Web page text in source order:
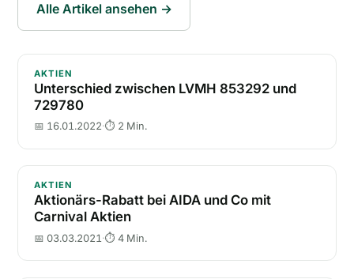
Alle Artikel ansehen →
Unterschied zwischen LVMH 853292 und 729780
AKTIEN
Unterschied zwischen LVMH 853292 und
729780
📅 16.01.2022·⏱ 2 Min.
Aktionärs-Rabatt bei AIDA und Co mit Carnival
AKTIEN
Aktionärs-Rabatt bei AIDA und Co mit
Carnival Aktien
📅 03.03.2021 ·⏱ 4 Min.